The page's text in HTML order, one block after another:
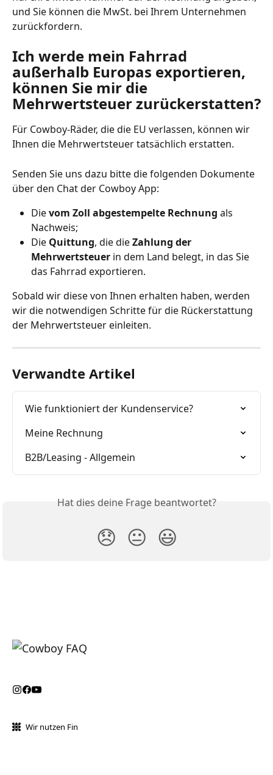
und Sie können die MwSt. bei Ihrem Unternehmen
zurückfordern.
Ich werde mein Fahrrad
außerhalb Europas exportieren,
können Sie mir die
Mehrwertsteuer zurückerstatten?
Für Cowboy-Räder, die die EU verlassen, können wir
Ihnen die Mehrwertsteuer tatsächlich erstatten.
Senden Sie uns dazu bitte die folgenden Dokumente
über den Chat der Cowboy App:
Die vom Zoll abgestempelte Rechnung als
Nachweis;
Die Quittung, die die Zahlung der
Mehrwertsteuer in dem Land belegt, in das Sie
das Fahrrad exportieren.
Sobald wir diese von Ihnen erhalten haben, werden
wir die notwendigen Schritte für die Rückerstattung
der Mehrwertsteuer einleiten.
Verwandte Artikel
Wie funktioniert der Kundenservice?
Meine Rechnung
B2B/Leasing - Allgemein
Hat dies deine Frage beantwortet?
😞 😐 😃
Wir nutzen Fin